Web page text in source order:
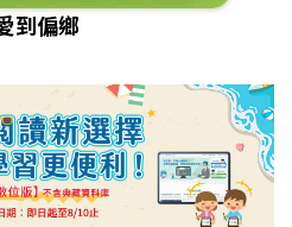
到偏鄉